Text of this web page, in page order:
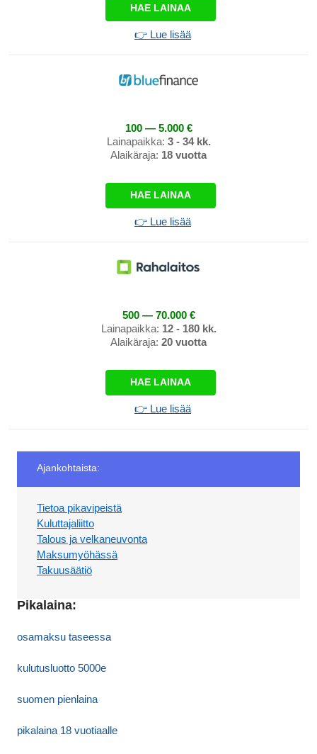
HAE LAINAA
👉 Lue lisää
100 — 5.000 €
Lainapaikka: 3 - 34 kk.
Alaikäraja: 18 vuotta
HAE LAINAA
👉 Lue lisää
500 — 70.000 €
Lainapaikka: 12 - 180 kk.
Alaikäraja: 20 vuotta
HAE LAINAA
👉 Lue lisää
Ajankohtaista:
Tietoa pikavipeistä
Kuluttajaliitto
Talous ja velkaneuvonta
Maksumyöhässä
Takuusäätiö
Pikalaina:
osamaksu taseessa
kulutusluotto 5000e
suomen pienlaina
pikalaina 18 vuotiaalle